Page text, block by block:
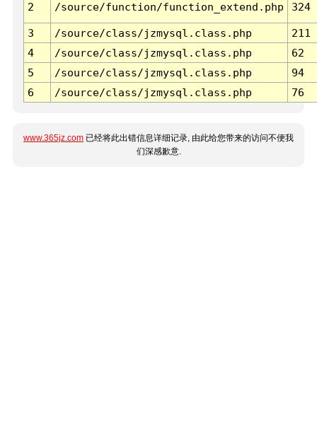
2 /source/function/function_extend.php 324
3 /source/class/jzmysql.class.php
211
4
/source/class/jzmysql.class.php
62
5
/source/class/jzmysql.class.php
94
6
/source/class/jzmysql.class.php 76
www.365jz.com 已经将此出错信息详细记录, 由此给您带来的访问不便我
们深感歉意.